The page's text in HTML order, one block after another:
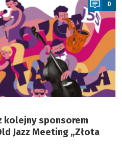
0
kolejny sponsorem
Jazz Meeting „Złota